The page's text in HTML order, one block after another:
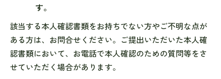
す。
該当する本人確認書類をお持ちでない方やご不明な点が
ある方は、お問合せください。ご提出いただいた本人確
認書類において、お電話で本人確認のための質問等をさ
せていただく場合があります。